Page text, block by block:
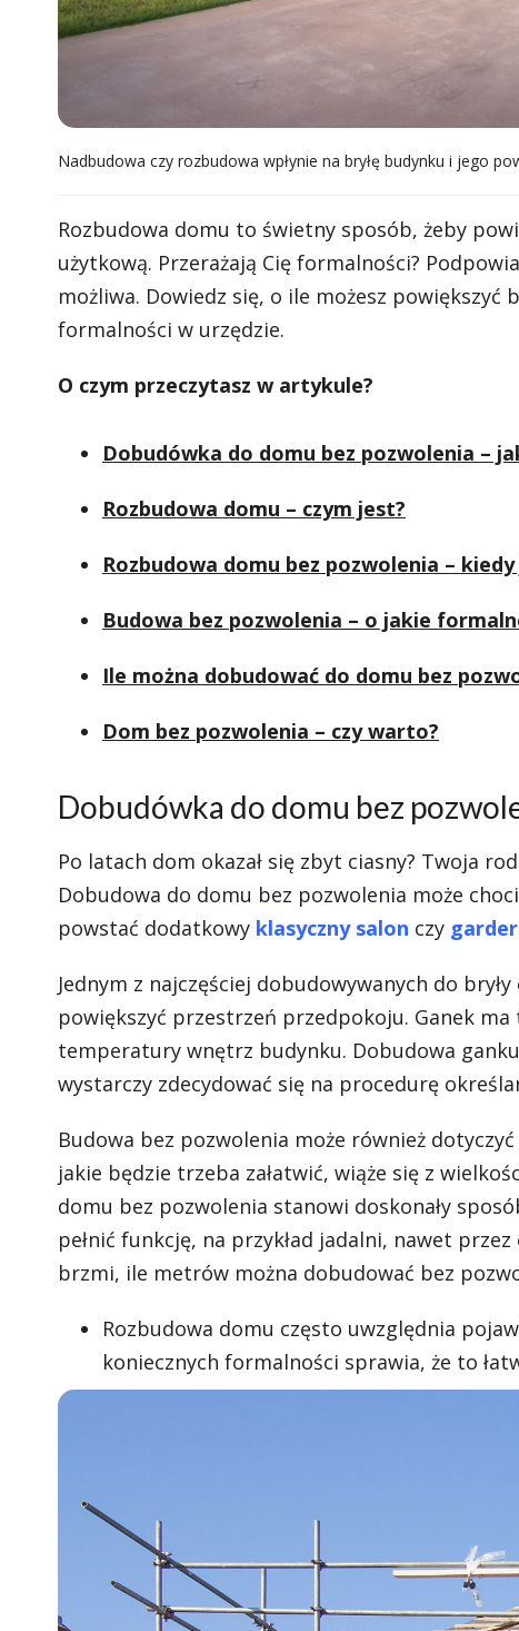
Nadbudowa czy rozbudowa wpłynie na bryłę budynku i jego
Rozbudowa domu to świetny sposób, żeby
użytkową. Przerażają Cię formalności?
możliwa. Dowiedz się, o ile możesz
formalności w urzędzie.
O czym przeczytasz w artykule?
Dobudówka do domu bez pozwolenia –
Rozbudowa domu – czym jest?
Rozbudowa domu bez pozwolenia –
Budowa bez pozwolenia – o jakie
Ile można dobudować do domu bez
Dom bez pozwolenia – czy warto?
Dobudówka do domu bez
Po latach dom okazał się zbyt ciasny? Twoja
Dobudowa do domu bez pozwolenia może
powstać dodatkowy klasyczny salon czy
Jednym z najczęściej dobudowywanych do
powiększyć przestrzeń przedpokoju. Ganek
temperatury wnętrz budynku. Dobudowa
wystarczy zdecydować się na procedurę
Budowa bez pozwolenia może również
jakie będzie trzeba załatwić, wiąże się z
domu bez pozwolenia stanowi doskonały
pełnić funkcję, na przykład jadalni, nawet
brzmi, ile metrów można dobudować bez
Rozbudowa domu często uwzględnia
koniecznych formalności sprawia, że to